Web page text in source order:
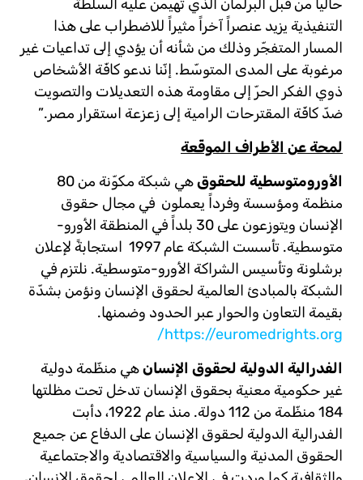
حالياً من قبل البرلمان الذي تهيمن عليه السلطة
التنفيذية يزيد عنصراً آخراً مثيراً للاضطراب على هذا
المسار المتفجّر وذلك من شأنه أن يؤدي إلى تداعيات غير
مرغوبة على المدى المتوسّط. إنّنا ندعو كافّة الأشخاص
ذوي الفكر الحرّ إلى مقاومة هذه التعديلات والتصويت
ضدّ كافّة المقترحات الرامية إلى زعزعة استقرار مصر.”
لمحة عن الأطراف الموقّعة
الأورومتوسطية للحقوق
هي شبكة مكوّنة من 80
منظمة ومؤسسة وفرداً يعملون في مجال حقوق
الإنسان ويتوزعون على 30 بلداً في المنطقة الأورو-
متوسطية. تأسست الشبكة عام 1997 استجابةً لإعلان
برشلونة وتأسيس الشراكة الأورو-متوسطية. نلتزم في
الشبكة بالمبادئ العالمية لحقوق الإنسان ونؤمن بشدّة
بقيمة التعاون والحوار عبر الحدود وضمنها.
https://euromedrights.org/
الفدرالية الدولية لحقوق الإنسانهي منظّمة دولية
غير حكومية معنية بحقوق الإنسان تدخل تحت مظلتها
184 منظّمة من 112 دولة. منذ عام 1922، دأبت
الفدرالية الدولية لحقوق الإنسان على الدفاع عن جميع
الحقوق المدنية والسياسية والاقتصادية والاجتماعية